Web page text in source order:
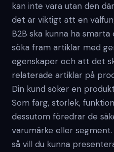
kan inte vara utan den
det är viktigt att en
B2B ska kunna ha
söka fram artiklar med
egenskaper och att det
relaterade artiklar på
Din kund söker en
Som färg, storlek,
dessutom föredrar de
varumärke eller
så vill du kunna